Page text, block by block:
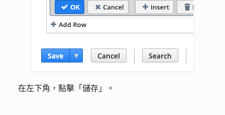
在左下角，點擊「 儲存 」。